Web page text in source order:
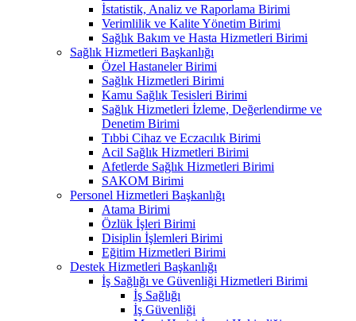
İstatistik, Analiz ve Raporlama Birimi
Verimlilik ve Kalite Yönetim Birimi
Sağlık Bakım ve Hasta Hizmetleri Birimi
Sağlık Hizmetleri Başkanlığı
Özel Hastaneler Birimi
Sağlık Hizmetleri Birimi
Kamu Sağlık Tesisleri Birimi
Sağlık Hizmetleri İzleme, Değerlendirme ve
Denetim Birimi
Tıbbi Cihaz ve Eczacılık Birimi
Acil Sağlık Hizmetleri Birimi
Afetlerde Sağlık Hizmetleri Birimi
SAKOM Birimi
Personel Hizmetleri Başkanlığı
Atama Birimi
Özlük İşleri Birimi
Disiplin İşlemleri Birimi
Eğitim Hizmetleri Birimi
Destek Hizmetleri Başkanlığı
İş Sağlığı ve Güvenliği Hizmetleri Birimi
İş Sağlığı
İş Güvenliği